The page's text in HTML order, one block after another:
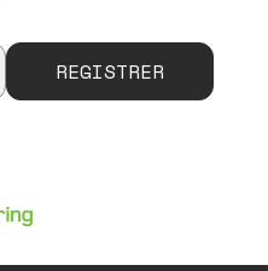
REGISTRER